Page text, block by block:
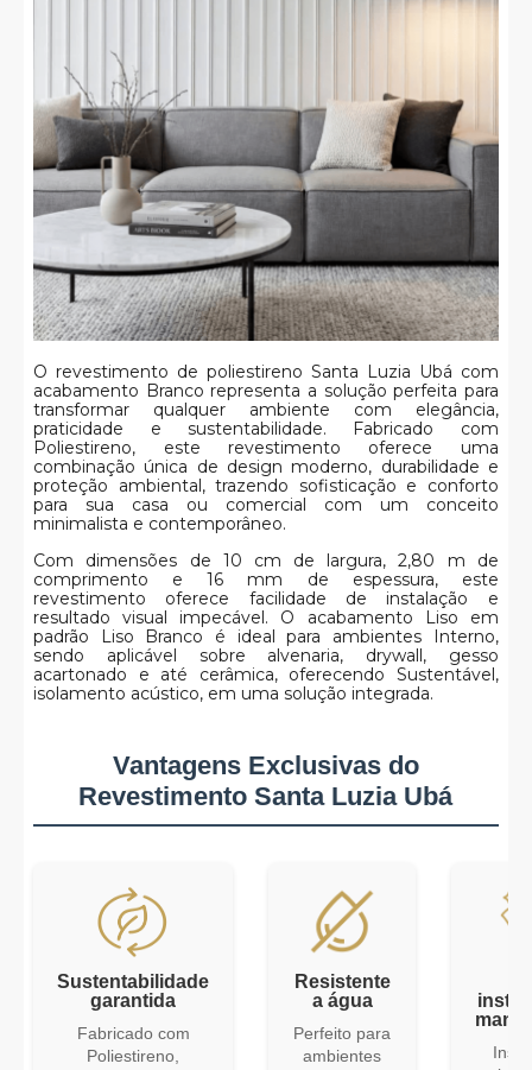
O revestimento de poliestireno Santa Luzia Ubá com
acabamento Branco representa a solução perfeita para
transformar qualquer ambiente com elegância,
praticidade e sustentabilidade. Fabricado com
Poliestireno, este revestimento oferece uma
combinação única de design moderno, durabilidade e
proteção ambiental, trazendo sofisticação e conforto
para sua casa ou comercial com um conceito
minimalista e contemporâneo.
Com dimensões de 10 cm de largura, 2,80 m de
comprimento e 16 mm de espessura, este
revestimento oferece facilidade de instalação e
resultado visual impecável. O acabamento Liso em
padrão Liso Branco é ideal para ambientes Interno,
sendo aplicável sobre alvenaria, drywall, gesso
acartonado e até cerâmica, oferecendo Sustentável,
isolamento acústico, em uma solução integrada.
Vantagens Exclusivas do
Revestimento Santa Luzia Ub
Sustentabilidade
garantida
Fabricado com
Poliestireno,
Resistente
a água
Perfeito para
ambientes